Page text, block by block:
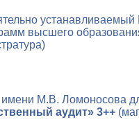
устанавливаемый
высшего
имени М.В. Ломоносова
аудит» 3++